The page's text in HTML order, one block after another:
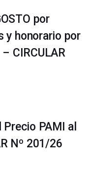
por
y honorario por
CIRCULAR
PAMI al
Nº 201/26